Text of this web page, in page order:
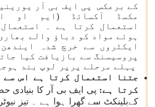
کے برعکس پی ایف بی آر
مکسڈ آکسائڈ (ایم او
استعمال کرتا ہے ۔
ہوئے مواد کو دباؤ والے
ایکٹروں سے خرچ شدہ ایندھن
پروسیسنگ سے بازیافت کیا
پہلے مرحلے پرپر لوپ بند
جتنا استعمال کرتا ہے اس سے
کرتا ہے:
کےبلینکٹ سے گھرا ہوا ہے ۔ تیز